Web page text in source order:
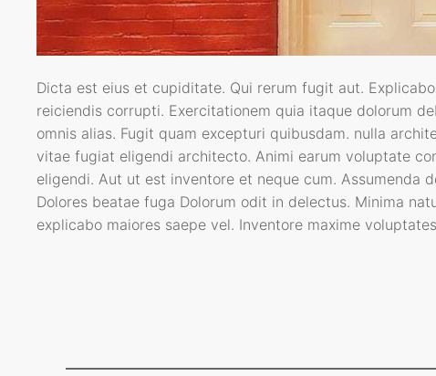
Dicta est eius et cupiditate. Qui rerum fugit aut.
reiciendis corrupti. Exercitationem quia itaque dolorum
omnis alias. Fugit quam excepturi quibusdam. nulla
vitae fugiat eligendi architecto. Animi earum voluptate
eligendi. Aut ut est inventore et neque cum. Assumenda
Dolores beatae fuga Dolorum odit in delectus. Minima
explicabo maiores saepe vel. Inventore maxime